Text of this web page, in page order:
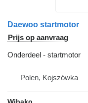
Daewoo startmotor
Prijs op aanvraag
Onderdeel - startmotor
Polen, Kojszówka